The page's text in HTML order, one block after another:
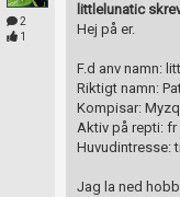
2
1
littlelunatic
Hej på er.
F.d anv namn:
Riktigt namn:
Kompisar:
Aktiv på repti:
Huvudintresse:
Jag la ned